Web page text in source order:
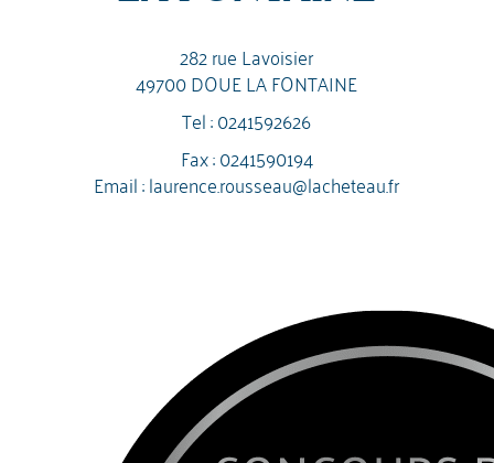
282 rue Lavoisier
49700 DOUE LA FONTAINE
Tel :0241592626
Fax : 0241590194
Email :laurence.rousseau@lacheteau.fr